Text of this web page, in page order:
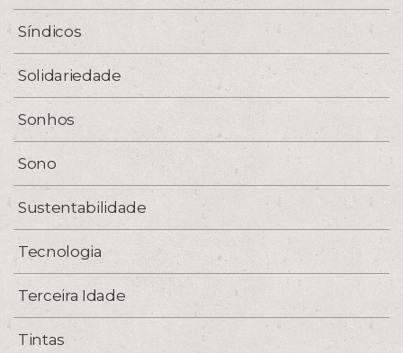
Síndicos
Solidariedade
Sonhos
Sono
Sustentabilidade
Tecnologia
Terceira Idade
Tintas